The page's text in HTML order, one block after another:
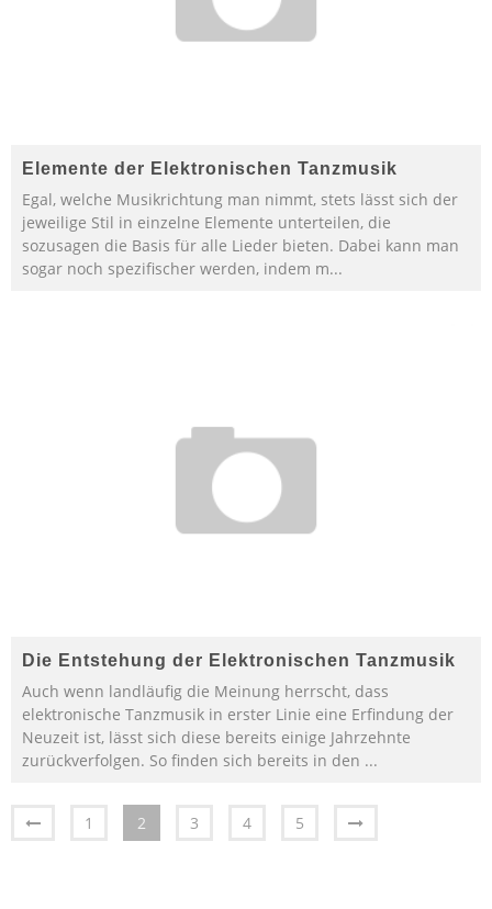
Elemente der Elektronischen Tanzmusik
Egal, welche Musikrichtung man nimmt, stets lässt sich der
jeweilige Stil in einzelne Elemente unterteilen, die
sozusagen die Basis für alle Lieder bieten. Dabei kann man
sogar noch spezifischer werden, indem m...
Die Entstehung der Elektronischen Tanzmusik
Auch wenn landläufig die Meinung herrscht, dass
elektronische Tanzmusik in erster Linie eine Erfindung der
Neuzeit ist, lässt sich diese bereits einige Jahrzehnte
zurückverfolgen. So finden sich bereits in den ...
1 2 3 4 5